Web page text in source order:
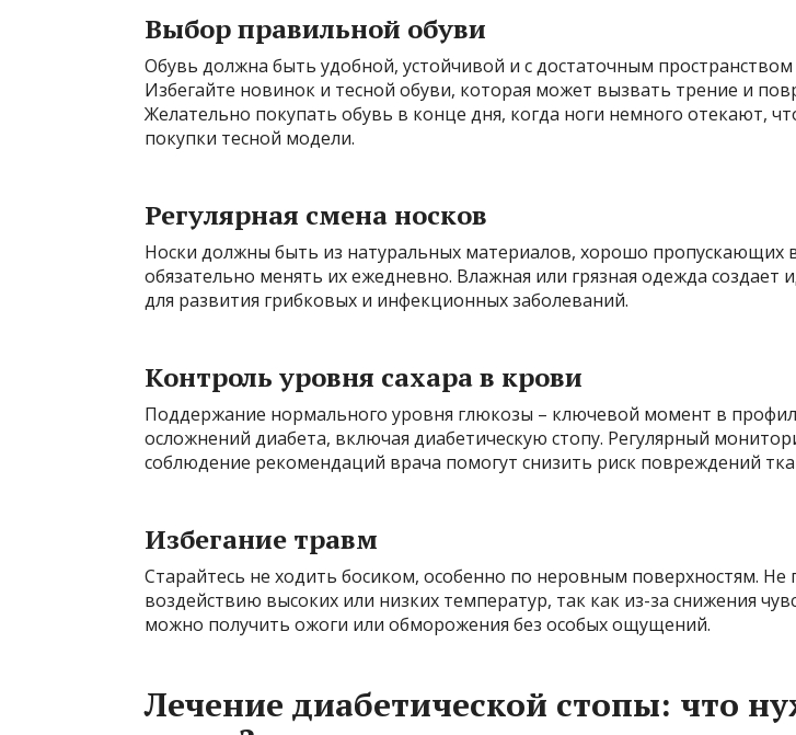
Выбор правильной обуви
Обувь должна быть удобной, устойчивой и с достаточным пространством
Избегайте новинок и тесной обуви, которая может вызвать трение и
Желательно покупать обувь в конце дня, когда ноги немного отекают,
покупки тесной модели.
Регулярная смена носков
Носки должны быть из натуральных материалов, хорошо пропускающих
обязательно менять их ежедневно. Влажная или грязная одежда создает
для развития грибковых и инфекционных заболеваний.
Контроль уровня сахара в крови
Поддержание нормального уровня глюкозы – ключевой момент в
осложнений диабета, включая диабетическую стопу. Регулярный
соблюдение рекомендаций врача помогут снизить риск повреждений
Избегание травм
Старайтесь не ходить босиком, особенно по неровным поверхностям. Не
воздействию высоких или низких температур, так как из-за снижения
можно получить ожоги или обморожения без особых ощущений.
Лечение диабетической стопы: что